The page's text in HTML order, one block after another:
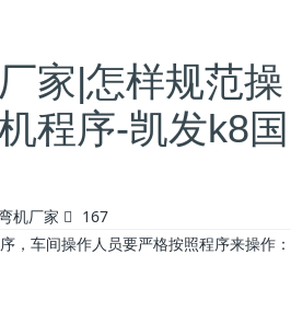
家|怎样规范操
程序-凯发k8国
机厂家
167
，车间操作人员要严格按照程序来操作：